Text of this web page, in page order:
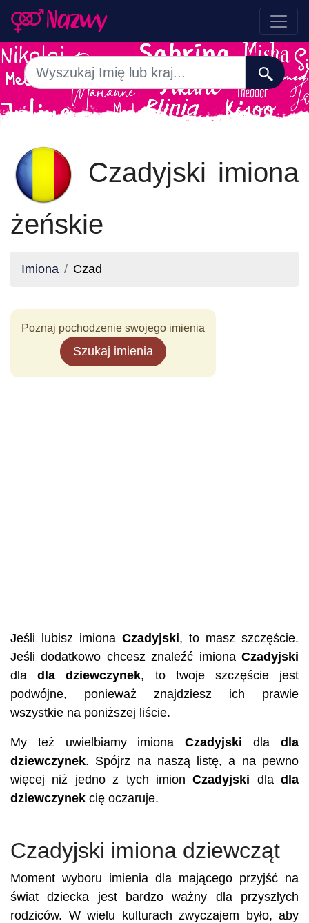
Czadyjski imiona
żeńskie
Imiona Czad
Poznaj pochodzenie swojego imienia
Szukaj imienia
Jeśli lubisz imiona Czadyjski, to masz szczęście.
Jeśli dodatkowo chcesz znaleźć imiona Czadyjski
dladla dziewczynek, to twoje szczęście jest
podwójne, ponieważ znajdziesz ich prawie
wszystkie na poniższej liście.
My też uwielbiamy imionaCzadyjski dladla
dziewczynek. Spójrz na naszą listę, a na pewno
więcej niż jedno z tych imionCzadyjski dla dla
dziewczynek cię oczaruje.
Czadyjski imiona dziewcząt
Moment wyboru imienia dla mającego przyjść na
świat dziecka jest bardzo ważny dla przyszłych
rodziców. W wielu kulturach zwyczajem było, aby